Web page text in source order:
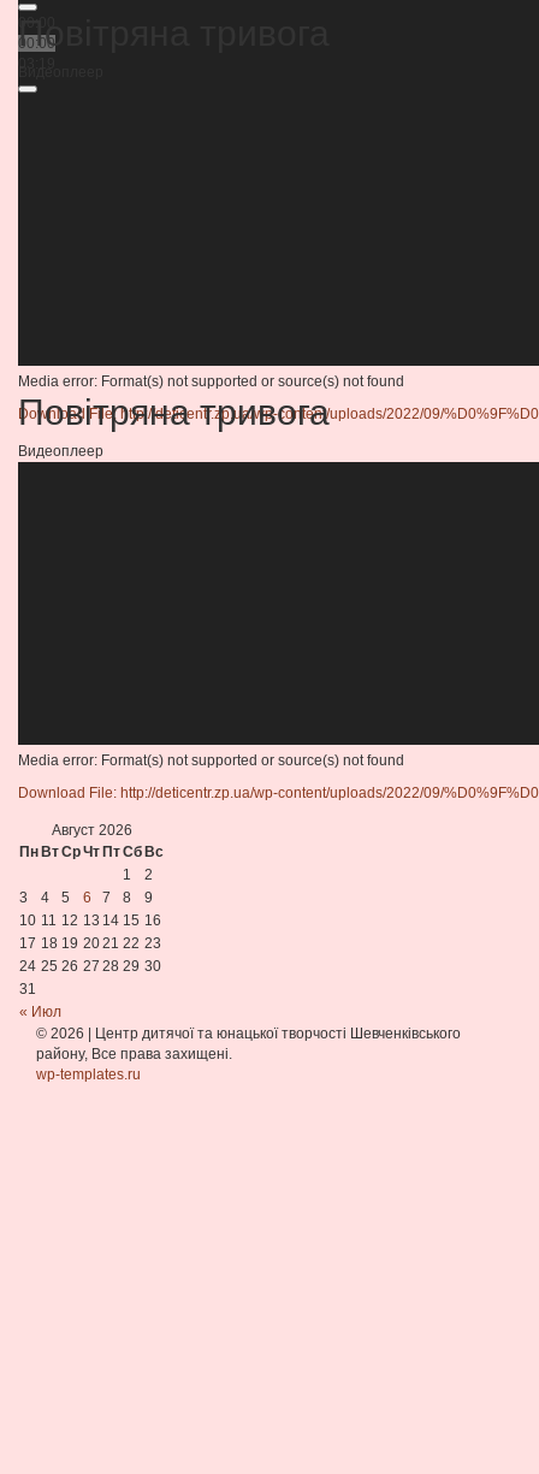
00:00
Повітряна тривога
Media error: Format(s) not supported or source(s) not found
Download File: http://deticentr.zp.ua/wp-content/uploads/2022/09/
Повітряна тривога
Видеоплеер
Media error: Format(s) not supported or source(s) not found
Download File: http://deticentr.zp.ua/wp-content/uploads/2022/09/
00:00
Август 2026
Пн ВтСрЧт ПтСб Вс
« Июл
1
2
3
4 5 6 7 8
9
10 11 12 13 14 15 16
17 18 19 2021 22 23
24 25 26 27 28 29 30
31
© 2026
Центр дитячої та юнацької творчості Шевченківського
району, Все права захищені.
wp-templates.ru